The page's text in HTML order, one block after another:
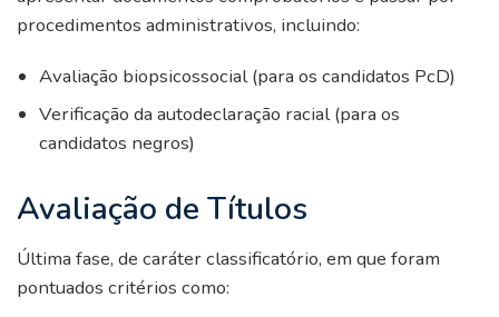
procedimentos administrativos, incluindo:
Avaliação biopsicossocial (para os candidatos PcD)
Verificação da autodeclaração racial (para os
candidatos negros)
Avaliação de Títulos
Última fase, de caráter classificatório, em que foram
pontuados critérios como: